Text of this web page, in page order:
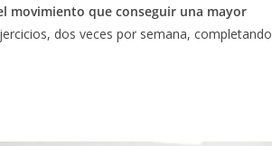
movimiento que conseguir una mayor
dos veces por semana, completando